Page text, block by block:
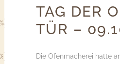
TAG DER
TÜR –
Die Ofenmacherei hatte